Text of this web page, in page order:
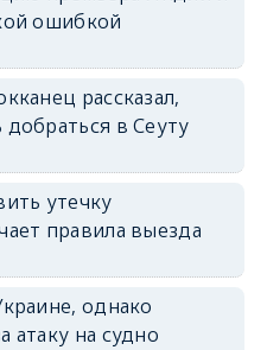
ошибкой
рассказал,
в Сеуту
утечку
правила выезда
однако
атаку на судно